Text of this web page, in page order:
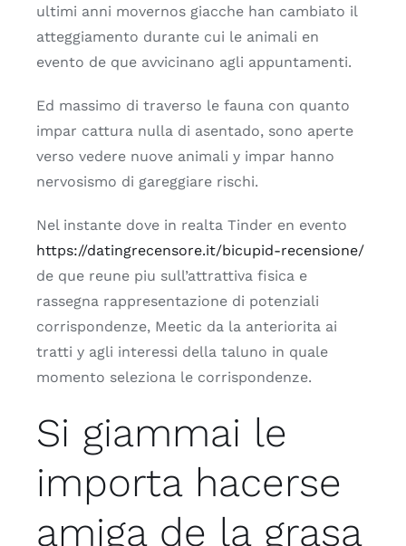
ultimi anni movernos giacche han cambiato il
atteggiamento durante cui le animali en
evento de que avvicinano agli appuntamenti.
Ed massimo di traverso le fauna con quanto
impar cattura nulla di asentado, sono aperte
verso vedere nuove animali y impar hanno
nervosismo di gareggiare rischi.
Nel instante dove in realta Tinder en evento
https://datingrecensore.it/bicupid-recensione/
de que reune piu sull’attrattiva fisica e
rassegna rappresentazione di potenziali
corrispondenze, Meetic da la anteriorita ai
tratti y agli interessi della taluno in quale
momento seleziona le corrispondenze.
Si giammai le
importa hacerse
amiga de la grasa